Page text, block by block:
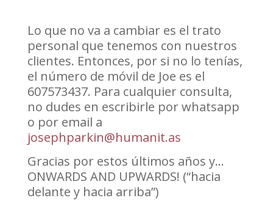
Lo que no va a cambiar es el trato
personal que tenemos con nuestros
clientes. Entonces, por si no lo tenías,
el número de móvil de Joe es el
607573437. Para cualquier consulta,
no dudes en escribirle por whatsapp
o por email a
josephparkin@humanit.as
Gracias por estos últimos años y…
ONWARDS AND UPWARDS! (“hacia
delante y hacia arriba”)